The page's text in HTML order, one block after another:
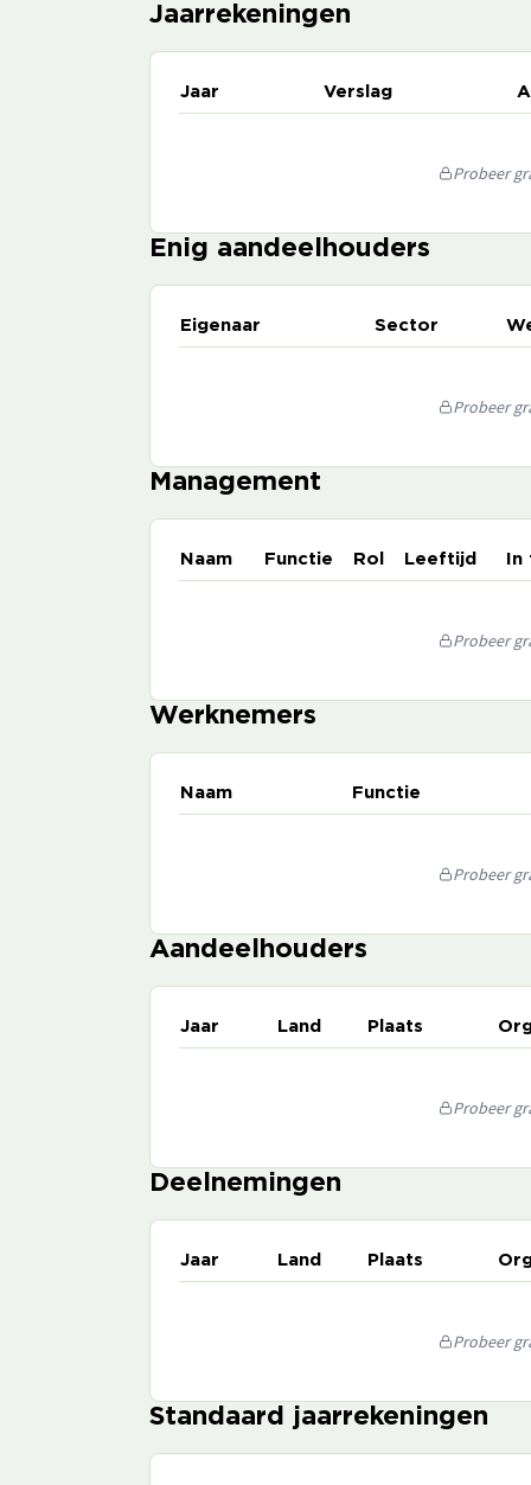
Jaarrekeningen
Jaar Verslag
Probeer
Enig aandeelhouders
Eigenaar Sector
Probeer
Management
Naam Functie Rol Leeftijd
Probeer
Werknemers
Naam Functie
Probeer
Aandeelhouders
Jaar Land Plaats
Probeer
Deelnemingen
Jaar Land Plaats
Probeer
Standaard jaarrekeningen